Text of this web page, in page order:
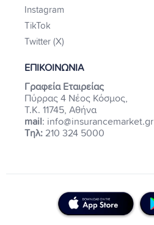
Instagram
TikTok
Twitter (X)
ΕΠΙΚΟΙΝΩΝΙΑ
Γραφεία Εταιρείας
Πύρρας 4 Νέος Κόσμος,
Τ.Κ. 11745, Αθήνα
mail: info@insurancemarket.gr
Τηλ: 210 324 5000